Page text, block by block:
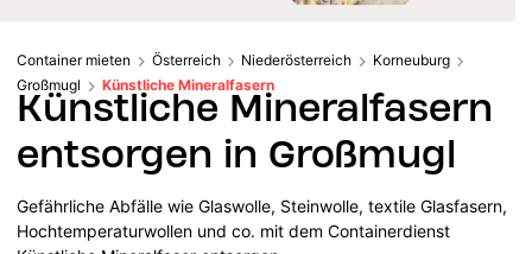
Container mieten Österreich Niederösterreich
Korneuburg
Großmugl
Künstliche Mineralfasern
Künstliche Mineralfasern
entsorgen in Großmugl
Gefährliche Abfälle wie Glaswolle, Steinwolle, textile Glasfasern,
Hochtemperaturwollen und co. mit dem Containerdienst